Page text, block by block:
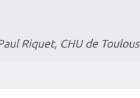
Riquet, CHU de